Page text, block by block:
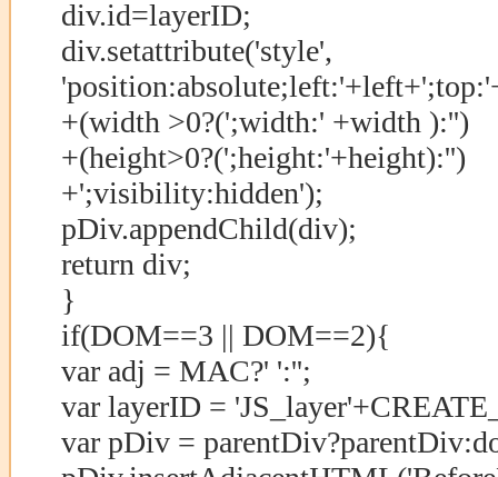
div.id=layerID;
div.setattribute('style',
+(width >0?(';width:' +width ):'')
+(height>0?(';height:'+height):'')
+';visibility:hidden');
pDiv.appendChild(div);
return div;
}
if(DOM==3 || DOM==2){
var adj = MAC?' ':'';
var layerID =
var pDiv =